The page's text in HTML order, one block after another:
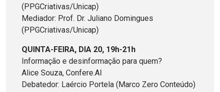
(PPGCriativas/Unicap)
Mediador: Prof. Dr. Juliano Domingues
(PPGCriativas/Unicap)
QUINTA-FEIRA, DIA 20, 19h-21h
Informação e desinformação para quem?
Alice Souza, Confere.AI
Debatedor: Laércio Portela (Marco Zero Conteúdo)